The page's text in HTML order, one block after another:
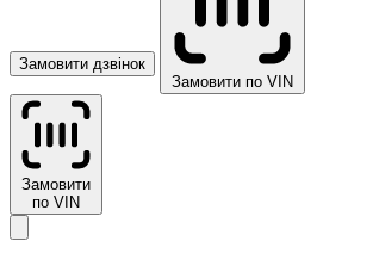
Замовити дзвінок
Замовити по VIN
Замовити
по VIN